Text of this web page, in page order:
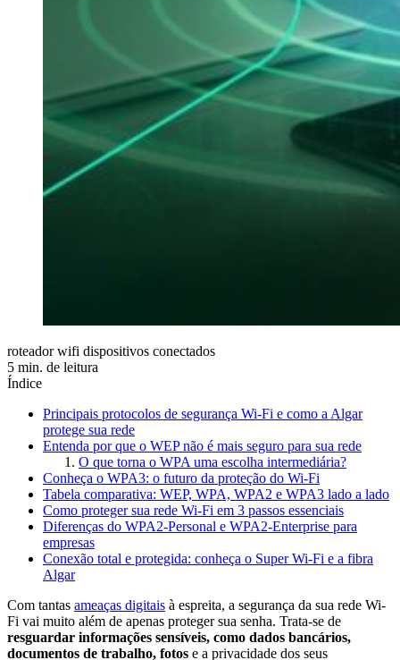
roteador wifi dispositivos conectados
5 min. de leitura
Índice
Principais protocolos de segurança Wi-Fi e como a Algar
protege sua rede
Entenda por que o WEP não é mais seguro para sua rede
O que torna o WPA uma escolha intermediária?
Conheça o WPA3: o futuro da proteção do Wi-Fi
Tabela comparativa: WEP, WPA, WPA2 e WPA3 lado a lado
Como proteger sua rede Wi-Fi em 3 passos essenciais
Diferenças do WPA2-Personal e WPA2-Enterprise para
empresas
Conexão total e protegida: conheça o Super Wi-Fi e a fibra
Algar
Com tantas ameaças digitais à espreita, a segurança da sua rede Wi-
Fi vai muito além de apenas proteger sua senha. Trata-se de
resguardar informações sensíveis, como dados bancários,
documentos de trabalho, fotos e a privacidade dos seus